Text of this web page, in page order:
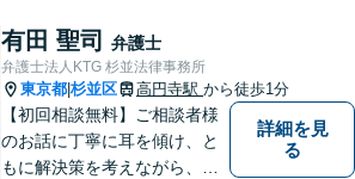
す。【夜間や休日相談も対応
可能】【メール・WEB面談
可】
有田 聖司 弁護士
弁護士法人KTG 杉並法律事務所
東京都 杉並区 高円寺駅 から徒歩1分
【初回相談無料】ご相談者様
のお話に丁寧に耳を傾け、と
もに解決策を考えながら、納
詳細を見
る